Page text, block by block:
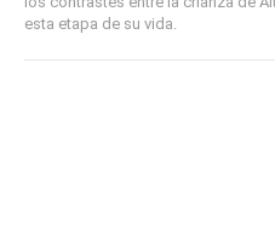
esta etapa de su vida.